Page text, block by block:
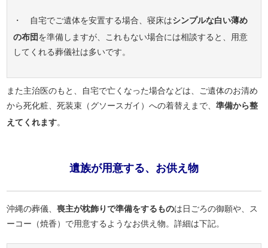
・ 自宅でご遺体を安置する場合、寝床はシンプルな白い薄め
の布団を準備しますが、これもない場合には相談すると、用意
してくれる葬儀社は多いです。
また主治医のもと、自宅で亡くなった場合などは、ご遺体のお清め
から死化粧、死装束（グソースガイ）への着替えまで、準備から整
えてくれます。
遺族が用意する、お供え物
沖縄の葬儀、喪主が枕飾りで準備をするものは日ごろの御願や、ス
ーコー（焼香）で用意するようなお供え物。詳細は下記。